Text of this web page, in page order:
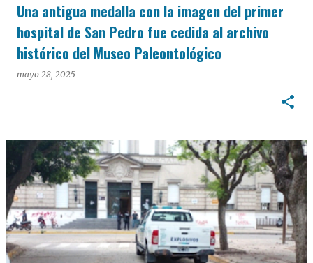
Una antigua medalla con la imagen del primer
hospital de San Pedro fue cedida al archivo
histórico del Museo Paleontológico
mayo 28, 2025